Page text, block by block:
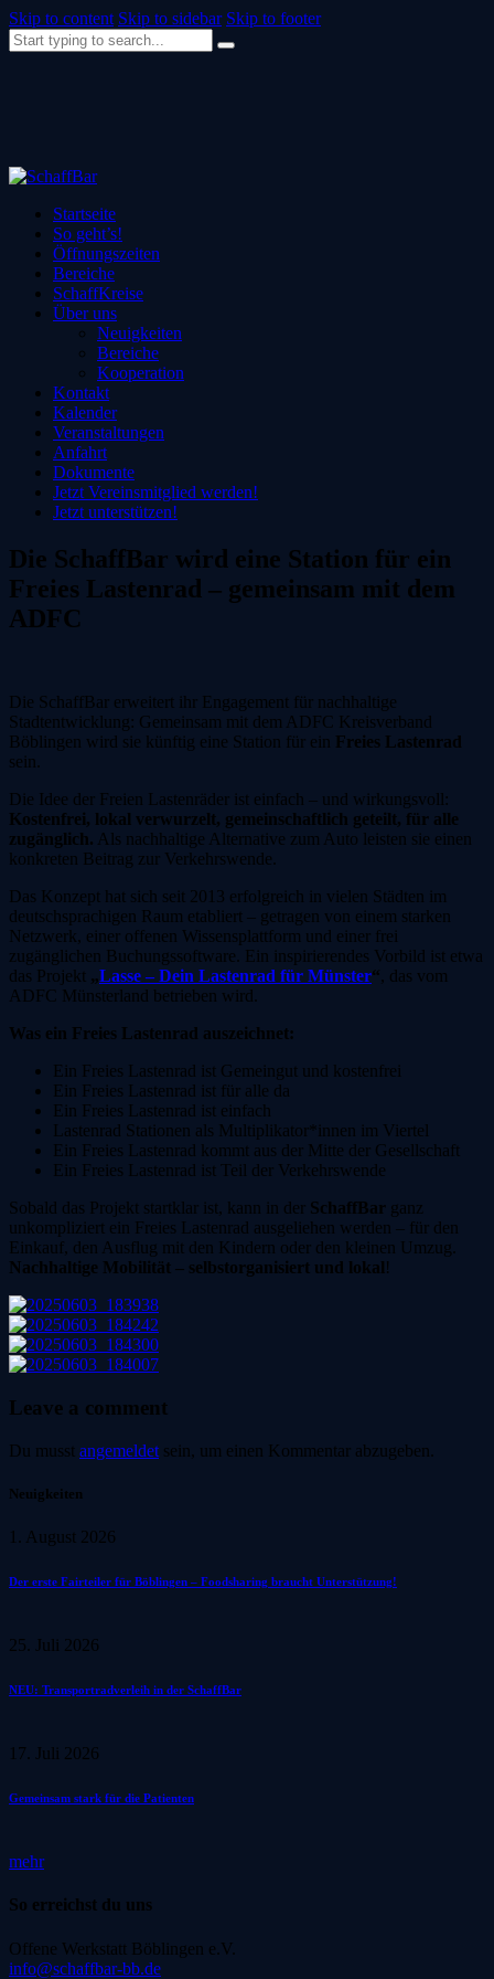
Skip to content Skip to sidebar Skip to footer
Startseite
So geht’s!
Öffnungszeiten
Bereiche
SchaffKreise
Über uns
Neuigkeiten
Bereiche
Kooperation
Kontakt
Kalender
Veranstaltungen
Anfahrt
Dokumente
Jetzt Vereinsmitglied werden!
Jetzt unterstützen!
Die SchaffBar wird eine Station für ein
Freies Lastenrad – gemeinsam mit dem
ADFC
Die SchaffBar erweitert ihr Engagement für nachhaltige
Stadtentwicklung: Gemeinsam mit dem ADFC Kreisverband
Böblingen wird sie künftig eine Station für ein Freies Lastenrad
sein.
Die Idee der Freien Lastenräder ist einfach – und wirkungsvoll:
Kostenfrei, lokal verwurzelt, gemeinschaftlich geteilt, für alle
zugänglich. Als nachhaltige Alternative zum Auto leisten sie einen
konkreten Beitrag zur Verkehrswende.
Das Konzept hat sich seit 2013 erfolgreich in vielen Städten im
deutschsprachigen Raum etabliert – getragen von einem starken
Netzwerk, einer offenen Wissensplattform und einer frei
zugänglichen Buchungssoftware. Ein inspirierendes Vorbild ist etwa
das Projekt „Lasse – Dein Lastenrad für Münster“, das vom
ADFC Münsterland betrieben wird.
Was ein Freies Lastenrad auszeichnet:
Ein Freies Lastenrad ist Gemeingut und kostenfrei
Ein Freies Lastenrad ist für alle da
Ein Freies Lastenrad ist einfach
Lastenrad Stationen als Multiplikator*innen im Viertel
Ein Freies Lastenrad kommt aus der Mitte der Gesellschaft
Ein Freies Lastenrad ist Teil der Verkehrswende
Sobald das Projekt startklar ist, kann in der SchaffBar ganz
unkompliziert ein Freies Lastenrad ausgeliehen werden – für den
Einkauf, den Ausflug mit den Kindern oder den kleinen Umzug.
Nachhaltige Mobilität – selbstorganisiert und lokal!
Leave a comment
Du musst angemeldet sein, um einen Kommentar abzugeben.
Neuigkeiten
1. August 2026
Der erste Fairteiler für Böblingen – Foodsharing braucht Unterstützung!
25. Juli 2026
NEU: Transportradverleih in der SchaffBar
17. Juli 2026
Gemeinsam stark für die Patienten
mehr
So erreichst du uns
Offene Werkstatt Böblingen e.V.
info@schaffbar-bb.de